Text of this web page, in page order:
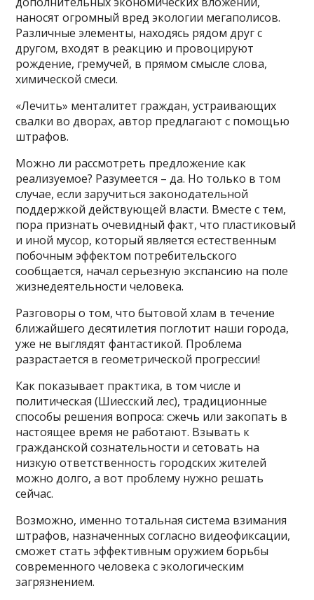
наносят огромный вред экологии мегаполисов.
Различные элементы, находясь рядом друг с
другом, входят в реакцию и провоцируют
рождение, гремучей, в прямом смысле слова,
химической смеси.
«Лечить» менталитет граждан, устраивающих
свалки во дворах, автор предлагают с помощью
штрафов.
Можно ли рассмотреть предложение как
реализуемое? Разумеется – да. Но только в том
случае, если заручиться законодательной
поддержкой действующей власти. Вместе с тем,
пора признать очевидный факт, что пластиковый
и иной мусор, который является естественным
побочным эффектом потребительского
сообщается, начал серьезную экспансию на поле
жизнедеятельности человека.
Разговоры о том, что бытовой хлам в течение
ближайшего десятилетия поглотит наши города,
уже не выглядят фантастикой. Проблема
разрастается в геометрической прогрессии!
Как показывает практика, в том числе и
политическая (Шиесский лес), традиционные
способы решения вопроса: сжечь или закопать в
настоящее время не работают. Взывать к
гражданской сознательности и сетовать на
низкую ответственность городских жителей
можно долго, а вот проблему нужно решать
сейчас.
Возможно, именно тотальная система взимания
штрафов, назначенных согласно видеофиксации,
сможет стать эффективным оружием борьбы
современного человека с экологическим
загрязнением.